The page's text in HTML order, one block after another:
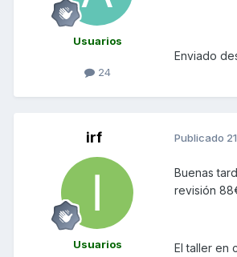
Usuarios
24
Enviado
irf
Usuarios
Publicado
Buenas
revisión
El taller en